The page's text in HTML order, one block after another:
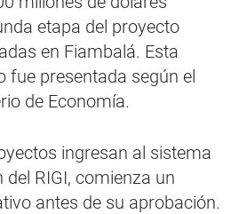
etapa del proyecto
en Fiambalá. Esta
fue presentada según el
de Economía.
ingresan al sistema
RIGI, comienza un
antes de su aprobación.